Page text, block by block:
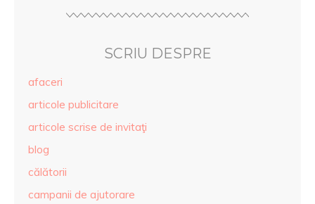
SCRIU DESPRE
afaceri
articole publicitare
articole scrise de invitaţi
blog
călătorii
campanii de ajutorare